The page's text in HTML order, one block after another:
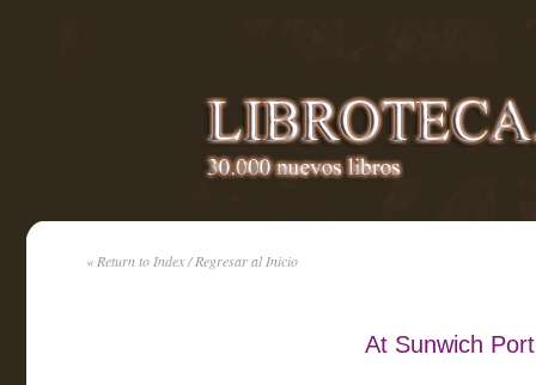
« Return to Index / Regresar al Inicio
At Sunwich